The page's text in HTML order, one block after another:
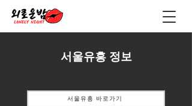
서울유흥 정보
서울유흥 바로가기